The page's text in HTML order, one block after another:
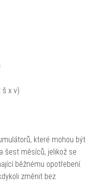
š x v)
které mohou být
šest měsíců, jelikož se
běžnému opotřebení.
změnit bez